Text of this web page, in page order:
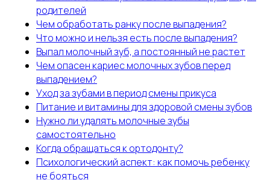
родителей
Чем обработать ранку после выпадения?
Что можно и нельзя есть после выпадения?
Выпал молочный зуб, а постоянный не растет
Чем опасен кариес молочных зубов перед
выпадением?
Уход за зубами в период смены прикуса
Питание и витамины для здоровой смены зубов
Нужно ли удалять молочные зубы
самостоятельно
Когда обращаться к ортодонту?
Психологический аспект: как помочь ребенку
не бояться